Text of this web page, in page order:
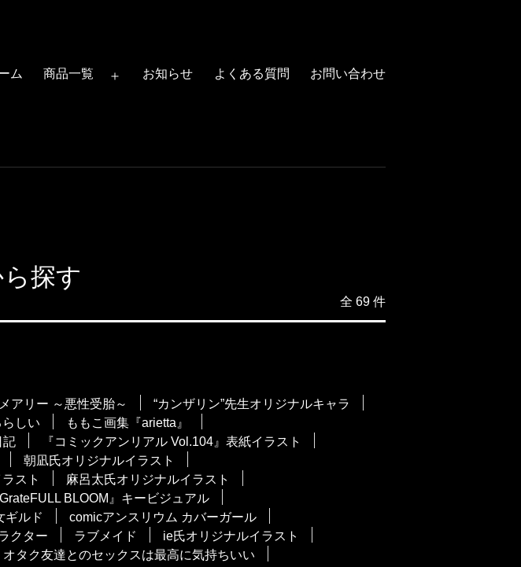
ム 商品一覧 お知らせ よくある質問 お問い合わせ
探す
全 69 件
アリー ～悪性受胎～
“カンザリン”先生オリジナルキャラ
しい
ももこ画集『arietta』
記
『コミックアンリアル Vol.104』表紙イラスト
朝凪氏オリジナルイラスト
スト
麻呂太氏オリジナルイラスト
BLOOM』キービジュアル
ギルド
comicアンスリウム カバーガール
クター ラブメイド
ie氏オリジナルイラスト
オタク友達とのセックスは最高に気持ちいい